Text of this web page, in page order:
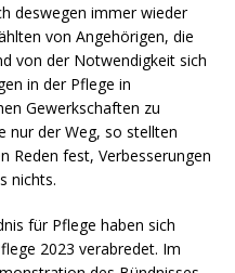
deswegen immer wieder
von Angehörigen, die
von der Notwendigkeit sich
in der Pflege in
Gewerkschaften zu
nur der Weg, so stellten
Reden fest, Verbesserungen
nichts.
für Pflege haben sich
2023 verabredet. Im